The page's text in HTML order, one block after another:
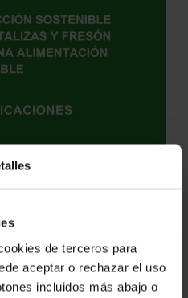
de terceros para
aceptar o rechazar el uso
incluidos más abajo o